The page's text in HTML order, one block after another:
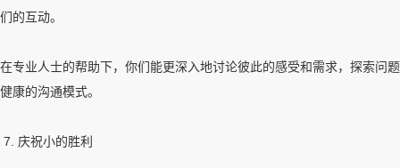
们的互动。
在专业人士的帮助下，你们能更深入地讨论彼此的感受和需求，探索问
健康的沟通模式。
7. 庆祝小的胜利